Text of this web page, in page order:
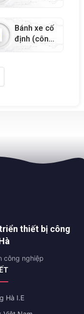
phanh
nghiệp) –
62933
Bánh xe cố
định (công
nghiệp) –
thiết bị công
công nghiệp
Hà I.E